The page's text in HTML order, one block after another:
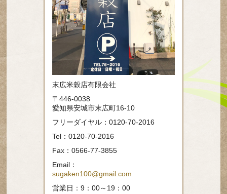
末広米穀店有限会社
〒446-0038
愛知県安城市末広町16-10
フリーダイヤル：0120-70-2016
Tel：0120-70-2016
Fax：0566-77-3855
Email：
sugaken100@gmail.com
営業日：9：00～19：00